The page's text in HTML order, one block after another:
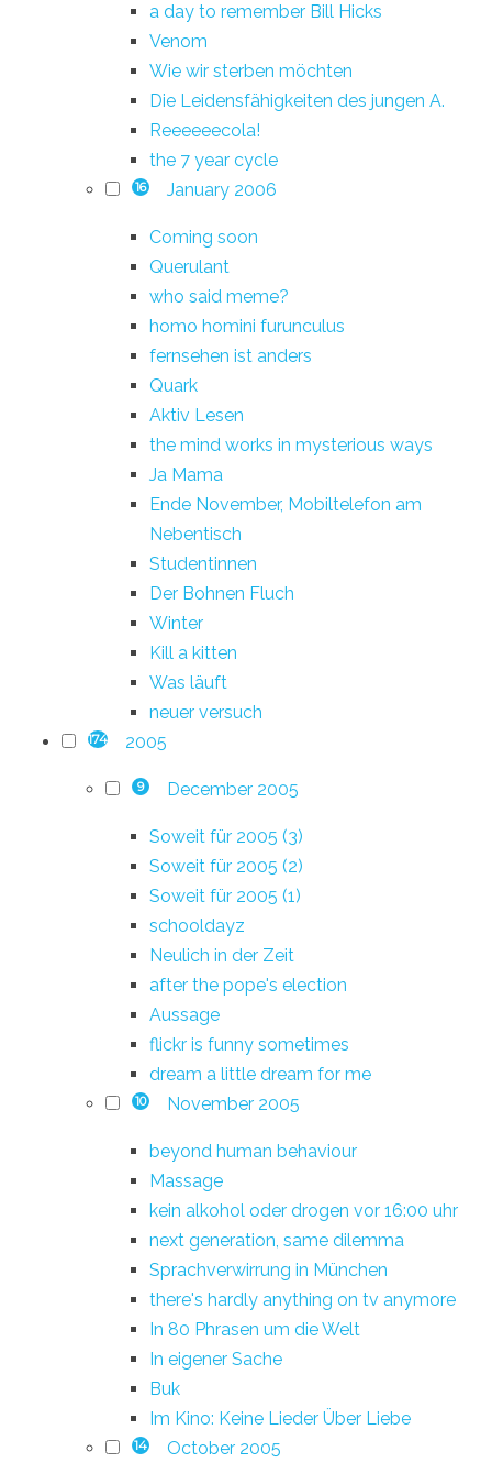
a day to remember Bill Hicks
Venom
Wie wir sterben möchten
Die Leidensfähigkeiten des jungen A.
Reeeeeecola!
the 7 year cycle
16 January 2006
Coming soon
Querulant
who said meme?
homo homini furunculus
fernsehen ist anders
Quark
Aktiv Lesen
the mind works in mysterious ways
Ja Mama
Ende November, Mobiltelefon am
Nebentisch
Studentinnen
Der Bohnen Fluch
Winter
Kill a kitten
Was läuft
neuer versuch
174 2005
9 December 2005
Soweit für 2005 (3)
Soweit für 2005 (2)
Soweit für 2005 (1)
schooldayz
Neulich in der Zeit
after the pope's election
Aussage
flickr is funny sometimes
dream a little dream for me
10 November 2005
beyond human behaviour
Massage
kein alkohol oder drogen vor 16:00 uhr
next generation, same dilemma
Sprachverwirrung in München
there's hardly anything on tv anymore
In 80 Phrasen um die Welt
In eigener Sache
Buk
Im Kino: Keine Lieder Über Liebe
14 October 2005